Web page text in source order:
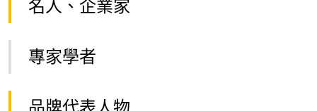
名人、企業家
專家學者